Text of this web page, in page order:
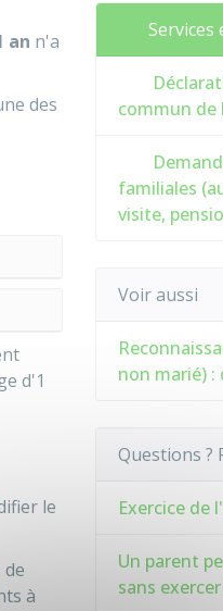
an n'a
des
d'1
le
à
commun
familiales
visite,
Voir aussi
non marié) :
Questions ?
Exercice de
Un parent
sans